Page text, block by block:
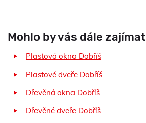
Mohlo by vás dále zajímat
Plastová okna Dobříš
Plastové dveře Dobříš
Dřevěná okna Dobříš
Dřevěné dveře Dobříš